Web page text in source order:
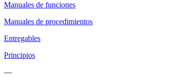
Manuales de funciones
Manuales de procedimientos
Entregables
Principios
—